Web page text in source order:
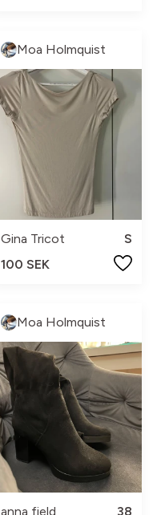
Moa Holmquist
Gina Tricot
S
100 SEK
Moa Holmquist
anna field
38